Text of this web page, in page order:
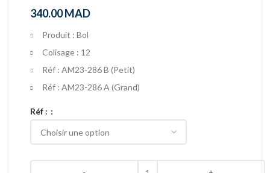
340.00MAD
Produit : Bol
Colisage : 12
Réf : AM23-286 B (Petit)
Réf : AM23-286 A (Grand)
Réf :